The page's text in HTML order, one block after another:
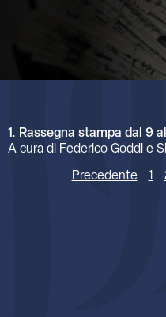
1. Rassegna stampa dal 9
A cura di Federico Goddi e
Precedente 1